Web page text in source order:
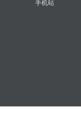
手机站